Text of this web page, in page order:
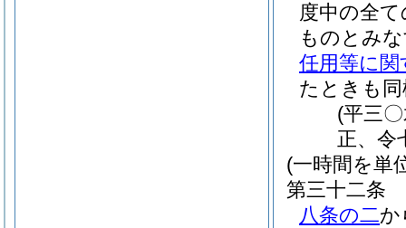
度中の全
ものとみ
任用等に関
たときも
(平三
正、令
(一時間を単
第三十二条
八条の二か